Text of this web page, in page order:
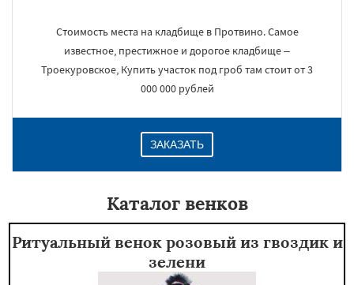
Стоимость места на кладбище в Протвино. Самое
известное, престижное и дорогое кладбище –
Троекуровское, Купить участок под гроб там стоит от 3
000 000 рублей
ЗАКАЗАТЬ
Каталог венков
Ритуальный венок розовый из гвоздик и
зелени